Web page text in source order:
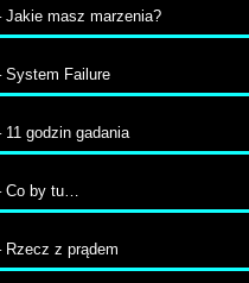
Jakie masz marzenia?
System Failure
11 godzin gadania
Co by tu…
Rzecz z prądem